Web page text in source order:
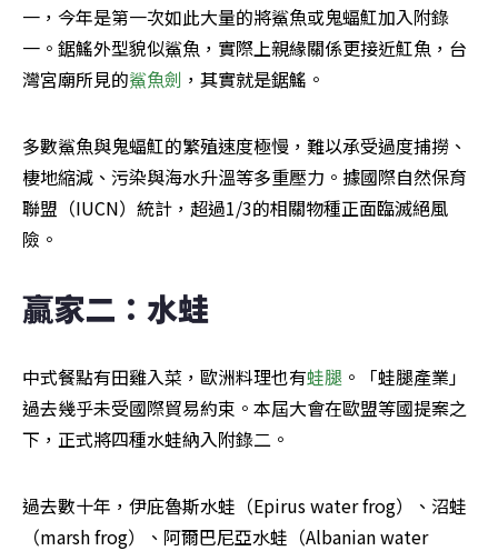
一，今年是第一次如此大量的將鯊魚或鬼蝠魟加入附錄
一。鋸鰩外型貌似鯊魚，實際上親緣關係更接近魟魚，台
灣宮廟所見的鯊魚劍 ，其實就是鋸鰩。
多數鯊魚與鬼蝠魟的繁殖速度極慢，難以承受過度捕撈、
棲地縮減、污染與海水升溫等多重壓力。據國際自然保育
聯盟（IUCN）統計，超過1/3的相關物種正面臨滅絕風
險。
贏家二：水蛙
中式餐點有田雞入菜，歐洲料理也有蛙腿 。「蛙腿產業」
過去幾乎未受國際貿易約束。本屆大會在歐盟等國提案之
下，正式將四種水蛙納入附錄二。
過去數十年，伊庇魯斯水蛙（Epirus water frog）、沼蛙
（marsh frog）、阿爾巴尼亞水蛙（Albanian water